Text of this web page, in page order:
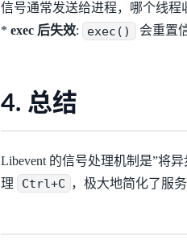
信号通常发送给进程，哪个线
* exec 后失效: exec() 会重置
4. 总结
Libevent 的信号处理机制是”将
理
Ctrl+C ，极大地简化了服